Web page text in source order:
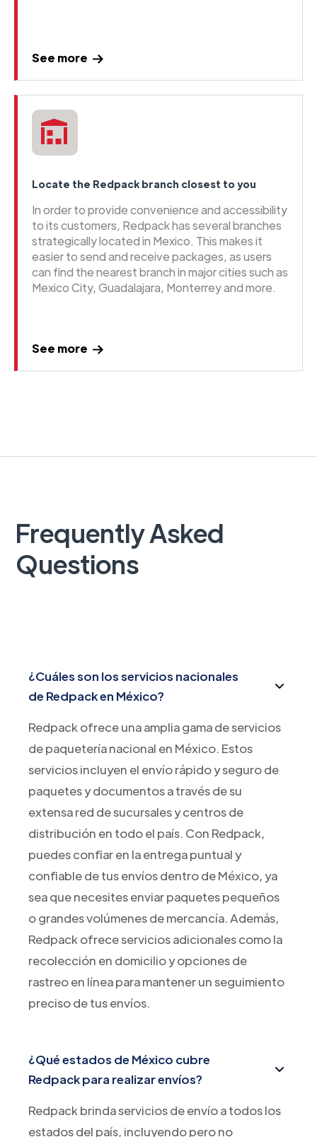
See more
Locate the Redpack branch closest to you
In order to provide convenience and accessibility
to its customers, Redpack has several branches
strategically located in Mexico. This makes it
easier to send and receive packages, as users
can find the nearest branch in major cities such as
Mexico City, Guadalajara, Monterrey and more.
See more
Frequently Asked
Questions
¿Cuáles son los servicios nacionales
de Redpack en México?
Redpack ofrece una amplia gama de servicios
de paquetería nacional en México. Estos
servicios incluyen el envío rápido y seguro de
paquetes y documentos a través de su
extensa red de sucursales y centros de
distribución en todo el país. Con Redpack,
puedes confiar en la entrega puntual y
confiable de tus envíos dentro de México, ya
sea que necesites enviar paquetes pequeños
o grandes volúmenes de mercancía. Además,
Redpack ofrece servicios adicionales como la
recolección en domicilio y opciones de
rastreo en línea para mantener un seguimiento
preciso de tus envíos.
¿Qué estados de México cubre
Redpack para realizar envíos?
Redpack brinda servicios de envío a todos los
estados del país, incluyendo pero no